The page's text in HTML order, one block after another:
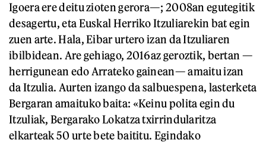
Igoera ere deitu zioten gerora—; 2008an egutegitik
desagertu, eta Euskal Herriko Itzuliarekin bat egin
zuen arte. Hala, Eibar urtero izan da Itzuliaren
ibilbidean. Are gehiago, 2016az geroztik, bertan —
herrigunean edo Arrateko gainean— amaitu izan
da Itzulia. Aurten izango da salbuespena, lasterketa
Bergaran amaituko baita: «Keinu polita egin du
Itzuliak, Bergarako Lokatza txirrindularitza
elkarteak 50 urte bete baititu. Egindako